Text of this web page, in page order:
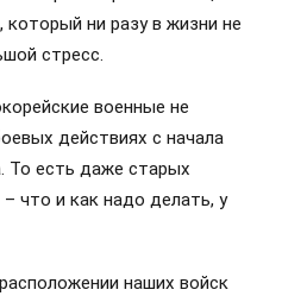
ни разу в жизни не
стресс.
военные не
действиях с начала
То есть даже старых
что и как надо делать, у
наших войск